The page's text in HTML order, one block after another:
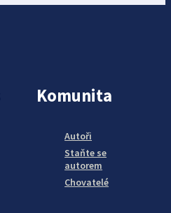
Komunita
Autoři
Staňte se
autorem
Chovatelé